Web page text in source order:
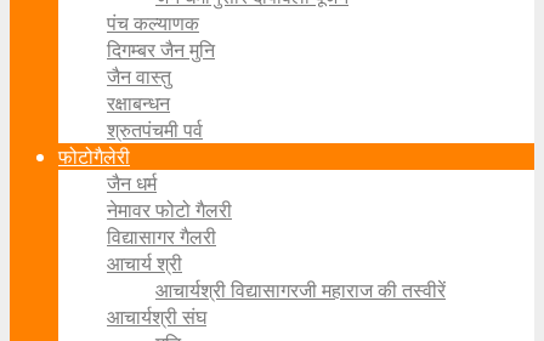
पंच कल्याणक
दिगम्बर जैन मुनि
जैन वास्तु
रक्षाबन्धन
श्रुतपंचमी पर्व
फोटोगैलेरी
जैन धर्म
नेमावर फोटो गैलरी
विद्यासागर गैलरी
आचार्य श्री
आचार्यश्री विद्यासागरजी महाराज की तस्वीरें
आचार्यश्री संघ